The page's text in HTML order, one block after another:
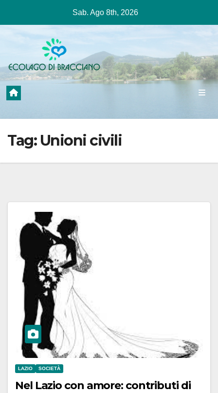
contenuto
Sab. Ago 8th, 2026
Tag: Unioni civili
LAZIO SOCIETÀ
Nel Lazio con amore: contributi di